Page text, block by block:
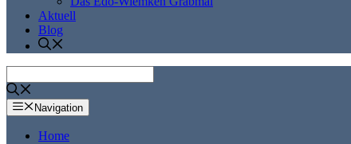
Aktuell
Blog
Navigation
Home